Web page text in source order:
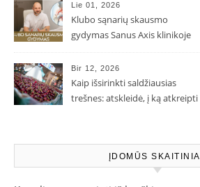
Lie 01, 2026
Klubo sąnarių skausmo
gydymas Sanus Axis klinikoje
Bir 12, 2026
Kaip išsirinkti saldžiausias
trešnes: atskleidė, į ką atkreipti
ĮDOMŪS SKAITINIAI